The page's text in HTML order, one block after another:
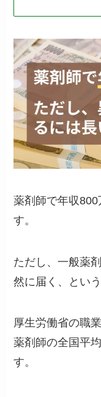
薬剤師で年収
す。
ただし、一般薬
然に届く、とい
厚生労働省の職
薬剤師の全国平
す。